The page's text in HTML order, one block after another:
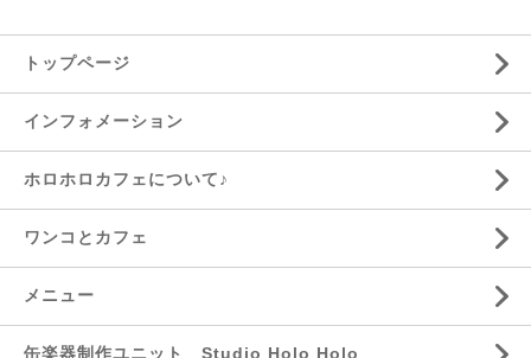
トップページ
インフォメーション
ホロホロカフェについて♪
ワンコとカフェ
メニュー
缶楽器制作ユニット Studio Holo Holo